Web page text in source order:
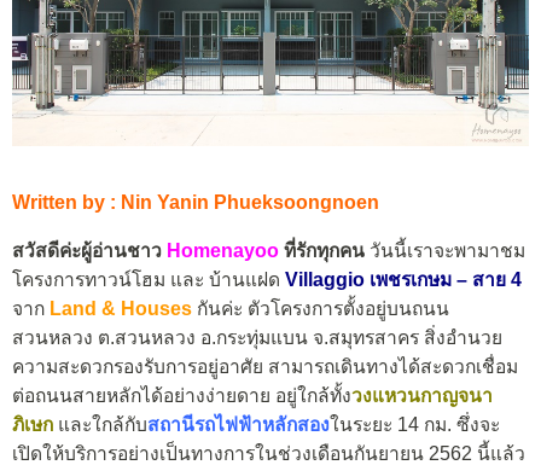
Written by : Nin Yanin Phueksoongnoen
สวัสดีค่ะผู้อ่านชาว Homenayoo ที่รักทุกคน วันนี้เราจะพามาชม
โครงการทาวน์โฮม และ บ้านแฝด Villaggio เพชรเกษม – สาย 4
จาก Land & Houses กันค่ะ ตัวโครงการตั้งอยู่บนถนน
สวนหลวง ต.สวนหลวง อ.กระทุ่มแบน จ.สมุทรสาคร สิ่งอำนวย
ความสะดวกรองรับการอยู่อาศัย สามารถเดินทางได้สะดวกเชื่อม
ต่อถนนสายหลักได้อย่างง่ายดาย อยู่ใกล้ทั้งวงแหวนกาญจนา
ภิเษก และใกล้กับสถานีรถไฟฟ้าหลักสองในระยะ 14 กม. ซึ่งจะ
เปิดให้บริการอย่างเป็นทางการในช่วงเดือนกันยายน 2562 นี้แล้ว